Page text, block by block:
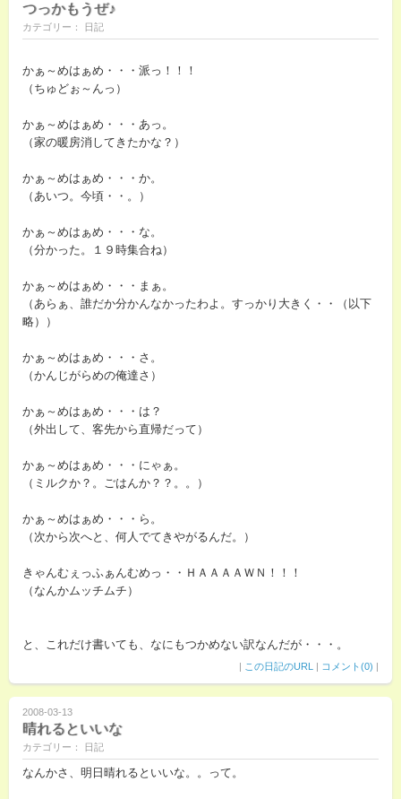
つっかもうぜ♪
カテゴリー： 日記
かぁ～めはぁめ・・・派っ！！！
（ちゅどぉ～んっ）
かぁ～めはぁめ・・・あっ。
（家の暖房消してきたかな？）
かぁ～めはぁめ・・・か。
（あいつ。今頃・・。）
かぁ～めはぁめ・・・な。
（分かった。１９時集合ね）
かぁ～めはぁめ・・・まぁ。
（あらぁ、誰だか分かんなかったわよ。すっかり大きく・・（以下
略））
かぁ～めはぁめ・・・さ。
（かんじがらめの俺達さ）
かぁ～めはぁめ・・・は？
（外出して、客先から直帰だって）
かぁ～めはぁめ・・・にゃぁ。
（ミルクか？。ごはんか？？。。）
かぁ～めはぁめ・・・ら。
（次から次へと、何人でてきやがるんだ。）
きゃんむぇっふぁんむめっ・・ＨＡＡＡＡＷＮ！！！
（なんかムッチムチ）
と、これだけ書いても、なにもつかめない訳なんだが・・・。
| この日記のURL | コメント(0) |
2008-03-13
晴れるといいな
カテゴリー： 日記
なんかさ、明日晴れるといいな。。って。